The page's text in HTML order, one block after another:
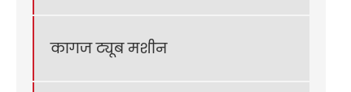
कागज ट्यूब मशीन